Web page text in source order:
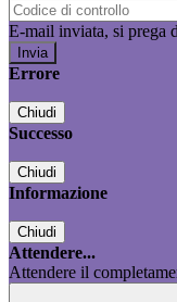
E-mail inviata, si prega
Errore
Chiudi
Successo
Chiudi
Informazione
Chiudi
Attendere...
Attendere il